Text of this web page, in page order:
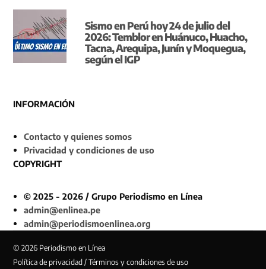
Sismo en Perú hoy 24 de julio del
2026: Temblor en Huánuco, Huacho,
Tacna, Arequipa, Junín y Moquegua,
según el IGP
INFORMACIÓN
Contacto y quienes somos
Privacidad y condiciones de uso
COPYRIGHT
© 2025 - 2026 / Grupo Periodismo en Línea
admin@enlinea.pe
admin@periodismoenlinea.org
© 2026 Periodismo en Línea
Política de privacidad / Términos y condiciones de uso